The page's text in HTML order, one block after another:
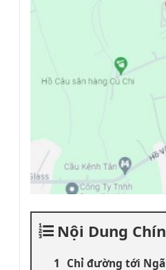
Nội Dung
Chỉ đường tới Ngã